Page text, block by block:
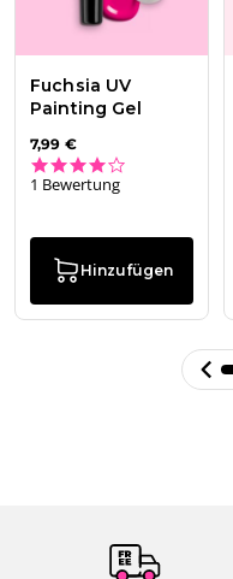
Fuchsia UV
Painting Gel
7,99 €
1 Bewertung
Hinzufügen